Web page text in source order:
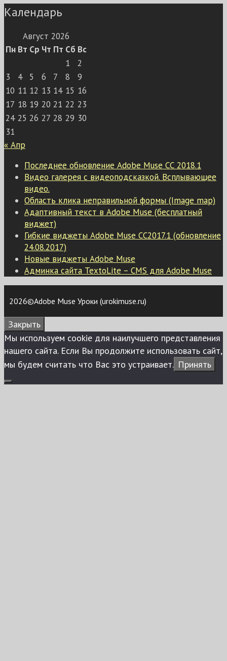
Календарь
Август 2026
Пн Вт Ср Чт Пт Сб Вс
1
2
3
4 5 6 7 8
9
10 11 12 13 14 15 16
17 18 19 20 21 22 23
24 25 26 27 28 29 30
31
« Апр
Последнее обновление Adobe Muse СС 2018.1
Видео галерея с видеоподсказкой. Всплывающее
видео.
Область клика неправильной формы (Image map)
Адаптивный текст в Adobe Muse (бесплатный
виджет)
Гибкие виджеты Adobe Muse CC2017.1 (обновление
24.08.2017)
Новые виджеты Adobe Muse
Админка сайта TextoLite – CMS для Adobe Muse
2026©Adobe Muse Уроки (urokimuse.ru)
Закрыть
Мы используем сookie для наилучшего представления
нашего сайта. Если Вы продолжите использовать сайт,
мы будем считать что Вас это устраивает. Принять